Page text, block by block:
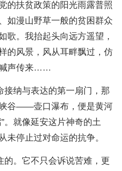
的扶贫政策的阳光雨露普照
如漫山野草一般的贫困群众
歌。我抬起头向远方遥望，
的风景，风从耳畔飘过，仿
喊声传来……
接纳与表达的第一扇门，那
谷——壶口瀑布，便是黄河
。就像延安这片神奇的土
未停止过对命运的抗争。
的。它不只会诉说苦难，更